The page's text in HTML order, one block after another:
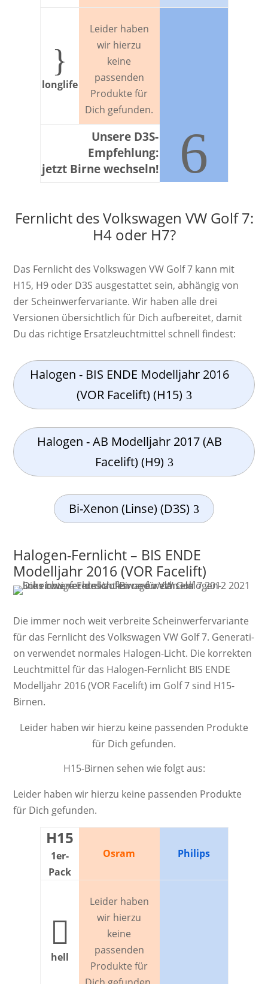
}
longlife
Leider haben
wir hierzu
keine
passenden
Produkte für
Dich gefunden.
Unsere D3S-
Empfehlung:
jetzt Birne wechseln!
6
Fernlicht des Volkswagen VW Golf 7:
H4 oder H7?
Das Fernlicht des Volkswagen VW Golf 7 kann mit
H15, H9 oder D3S ausgestattet sein, abhängig von
der Scheinwerfervariante. Wir haben alle drei
Versionen übersichtlich für Dich aufbereitet, damit
Du das richtige Ersatzleuchtmittel schnell findest:
Halogen - BIS ENDE Modelljahr 2016
(VOR Facelift) (H15)
Halogen - AB Modelljahr 2017 (AB
Facelift) (H9)
Bi-Xenon (Linse) (D3S)
Halogen-Fernlicht – BIS ENDE
Modelljahr 2016 (VOR Facelift)
Die immer noch weit ver­breite Schein­werf­er­va­ri­ante
für das Fernlicht des Volkswagen VW Golf 7. Ge­ne­ra­ti­
on ver­wendet nor­ma­les Ha­lo­gen-Licht. Die kor­rek­ten
Leucht­mittel für das Halogen-Fernlicht BIS ENDE
Modelljahr 2016 (VOR Facelift) im Golf 7 sind H15-
Birnen.
Leider haben wir hierzu keine passenden Produkte
für Dich gefunden.
H15-Birnen sehen wie folgt aus:
Leider haben wir hierzu keine passenden Produkte
für Dich gefunden.
H15
1er-
Pack
Osram Philips

hell
Leider haben
wir hierzu
keine
passenden
Produkte für